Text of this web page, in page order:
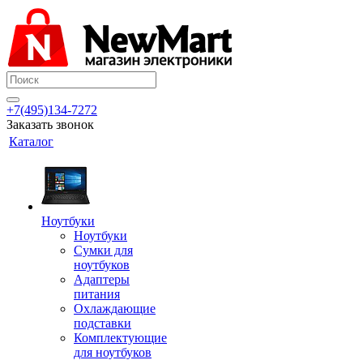
+7(495)134-7272
Заказать звонок
Каталог
Ноутбуки
Ноутбуки
Сумки для
ноутбуков
Адаптеры
питания
Охлаждающие
подставки
Комплектующие
для ноутбуков